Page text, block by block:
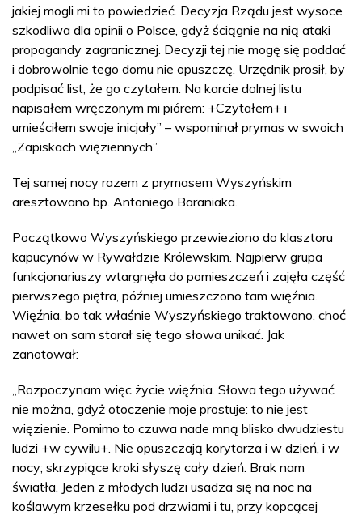
jakiej mogli mi to powiedzieć. Decyzja Rządu jest wysoce
szkodliwa dla opinii o Polsce, gdyż ściągnie na nią ataki
propagandy zagranicznej. Decyzji tej nie mogę się poddać
i dobrowolnie tego domu nie opuszczę. Urzędnik prosił, by
podpisać list, że go czytałem. Na karcie dolnej listu
napisałem wręczonym mi piórem: +Czytałem+ i
umieściłem swoje inicjały” – wspominał prymas w swoich
„Zapiskach więziennych”.
Tej samej nocy razem z prymasem Wyszyńskim
aresztowano bp. Antoniego Baraniaka.
Początkowo Wyszyńskiego przewieziono do klasztoru
kapucynów w Rywałdzie Królewskim. Najpierw grupa
funkcjonariuszy wtargnęła do pomieszczeń i zajęła część
pierwszego piętra, później umieszczono tam więźnia.
Więźnia, bo tak właśnie Wyszyńskiego traktowano, choć
nawet on sam starał się tego słowa unikać. Jak
zanotował:
„Rozpoczynam więc życie więźnia. Słowa tego używać
nie można, gdyż otoczenie moje prostuje: to nie jest
więzienie. Pomimo to czuwa nade mną blisko dwudziestu
ludzi +w cywilu+. Nie opuszczają korytarza i w dzień, i w
nocy; skrzypiące kroki słyszę cały dzień. Brak nam
światła. Jeden z młodych ludzi usadza się na noc na
koślawym krzesełku pod drzwiami i tu, przy kopcącej